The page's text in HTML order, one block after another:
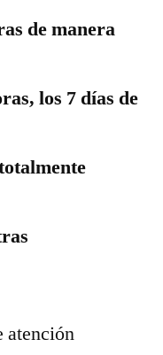
de manera
los 7 días de
atención